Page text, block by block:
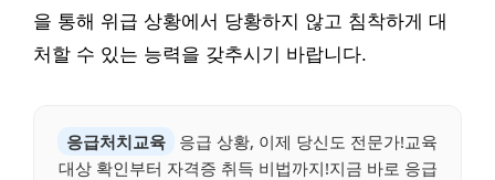
을 통해 위급 상황에서 당황하지 않고 침착하게 대
처할 수 있는 능력을 갖추시기 바랍니다.
응급처치교육
응급 상황, 이제 당신도 전문가!교육
대상 확인부터 자격증 취득 비법까지!지금 바로 응급